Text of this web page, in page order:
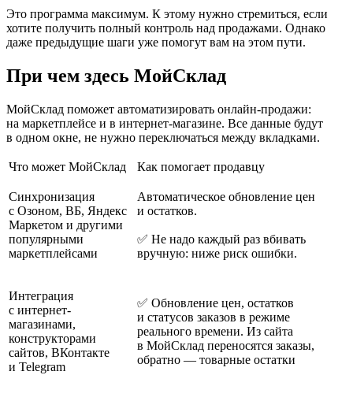
Это программа максимум. К этому нужно стремиться, если
хотите получить полный контроль над продажами. Однако
даже предыдущие шаги уже помогут вам на этом пути.
При чем здесь МойСклад
МойСклад поможет автоматизировать онлайн-продажи:
на маркетплейсе и в интернет-магазине. Все данные будут
в одном окне, не нужно переключаться между вкладками.
Что может МойСклад Как помогает продавцу
Синхронизация
с Озоном, ВБ, Яндекс
Маркетом и другими
популярными
маркетплейсами
Автоматическое обновление цен
и остатков.
✅ Не надо каждый раз вбивать
вручную: ниже риск ошибки.
Интеграция
с интернет-
магазинами,
конструкторами
сайтов, ВКонтакте
и Telegram
✅ Обновление цен, остатков
и статусов заказов в режиме
реального времени. Из сайта
в МойСклад переносятся заказы,
обратно — товарные остатки